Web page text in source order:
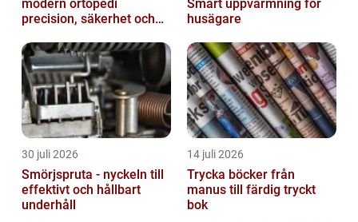
modern ortopedi
precision, säkerhet och
Smart uppvärmning för
husägare
30 juli 2026
Smörjspruta - nyckeln till
effektivt och hållbart
underhåll
14 juli 2026
Trycka böcker från
manus till färdig tryckt
bok